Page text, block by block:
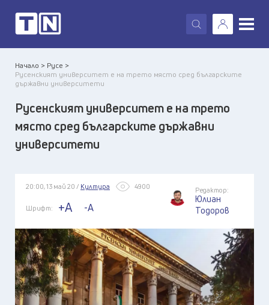
X
Начало > Русе >
Русенският университет е на трето място сред българските
държавни университети
Русенският университет е на трето
място сред българските държавни
университети
20:00, 13 май 20 / Култура 4900
Шрифт: +A -A
Редактор:
Юлиан
Тодоров